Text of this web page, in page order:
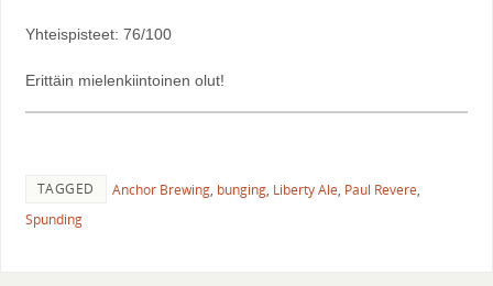
Yhteispisteet: 76/100
Erittäin mielenkiintoinen olut!
TAGGED Anchor Brewing, bunging, Liberty Ale, Paul Revere,
Spunding